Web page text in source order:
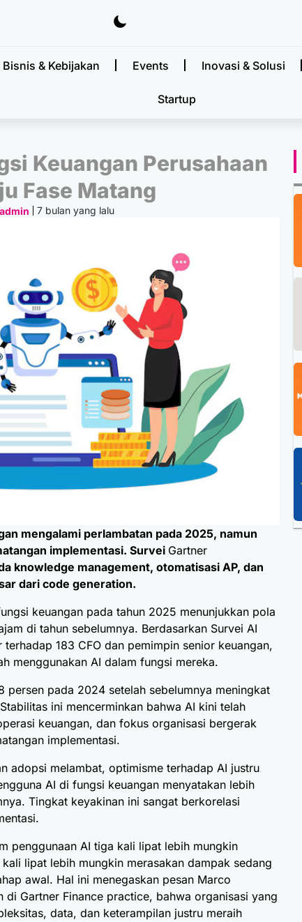
Bisnis & Kebijakan Events Inovasi & Solusi
Startup
Keuangan Perusahaan
Fase Matang
7 bulan yang lalu
mengalami perlambatan pada 2025, namun
implementasi. Survei Gartner
knowledge management, otomatisasi AP, dan
dari code generation.
keuangan pada tahun 2025 menunjukkan pola
di tahun sebelumnya. Berdasarkan Survei AI
183 CFO dan pemimpin senior keuangan,
menggunakan AI dalam fungsi mereka.
persen pada 2024 setelah sebelumnya meningkat
ini mencerminkan bahwa AI kini telah
keuangan, dan fokus organisasi bergerak
implementasi.
adopsi melambat, optimisme terhadap AI justru
AI di fungsi keuangan menyatakan lebih
Tingkat keyakinan ini sangat berkorelasi
penggunaan AI tiga kali lipat lebih mungkin
lipat lebih mungkin merasakan dampak sedang
awal. Hal ini menegaskan pesan Marco
di Gartner Finance practice, bahwa organisasi yang
data, dan keterampilan justru meraih